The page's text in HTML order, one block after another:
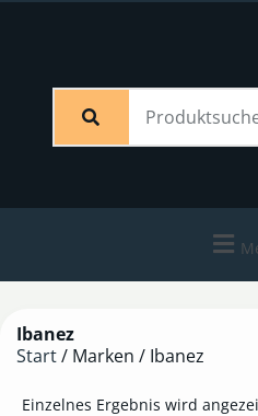
Ibanez
Start/ Marken / Ibanez
Einzelnes Ergebnis wird